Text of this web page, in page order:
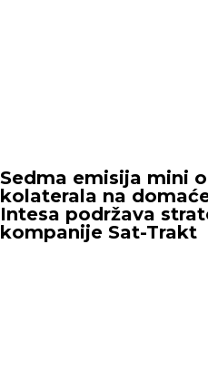
Sedma emisija mini
kolaterala na
Intesa podržava
kompanije Sat-Trakt